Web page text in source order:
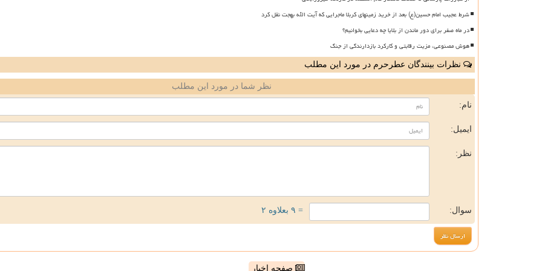
شرط عجیب امام حسین(ع) بعد از خرید زمینهای کربلا ماجرایی که آیت الله بهجت نقل کرد
در ماه صفر برای دور ماندن از بلایا چه دعایی بخوانیم؟
هوش مصنوعی، مزیت رقابتی و کارکرد بازدارندگی از جنگ
نظرات بینندگان عطرحرم در مورد این مطلب
نظر شما در مورد این مطلب
نام:
ایمیل:
نظر:
سوال: = ۹ بعلاوه ۲
صفحه اخبار